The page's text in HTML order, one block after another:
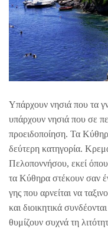
Υπάρχουν νησιά που τα
υπάρχουν νησιά που σε
προειδοποίηση. Τα
δεύτερη κατηγορία.
Πελοποννήσου, εκεί όπου
τα Κύθηρα στέκουν σαν
γης που αρνείται να
και διοικητικά
θυμίζουν συχνά τη